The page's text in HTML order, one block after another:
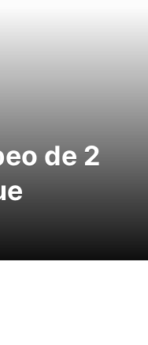
de 2